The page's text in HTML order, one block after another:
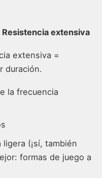
extensiva
extensiva =
duración.
la frecuencia
(¡sí, también
formas de juego a